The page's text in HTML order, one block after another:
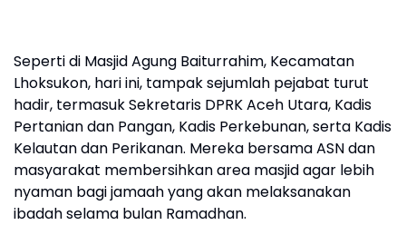
Seperti di Masjid Agung Baiturrahim, Kecamatan
Lhoksukon, hari ini, tampak sejumlah pejabat turut
hadir, termasuk Sekretaris DPRK Aceh Utara, Kadis
Pertanian dan Pangan, Kadis Perkebunan, serta Kadis
Kelautan dan Perikanan. Mereka bersama ASN dan
masyarakat membersihkan area masjid agar lebih
nyaman bagi jamaah yang akan melaksanakan
ibadah selama bulan Ramadhan.